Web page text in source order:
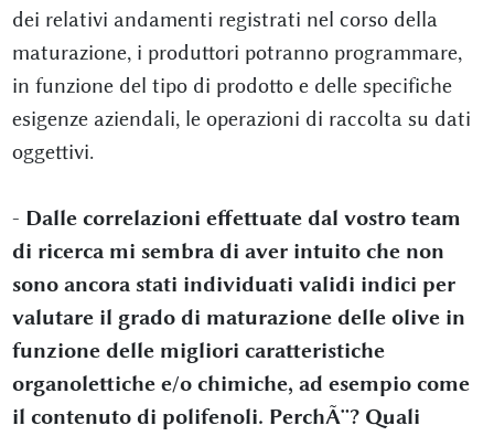
dei relativi andamenti registrati nel corso della
maturazione, i produttori potranno programmare,
in funzione del tipo di prodotto e delle specifiche
esigenze aziendali, le operazioni di raccolta su dati
oggettivi.
- Dalle correlazioni effettuate dal vostro team
di ricerca mi sembra di aver intuito che non
sono ancora stati individuati validi indici per
valutare il grado di maturazione delle olive in
funzione delle migliori caratteristiche
organolettiche e/o chimiche, ad esempio come
il contenuto di polifenoli. PerchÃ¨? Quali